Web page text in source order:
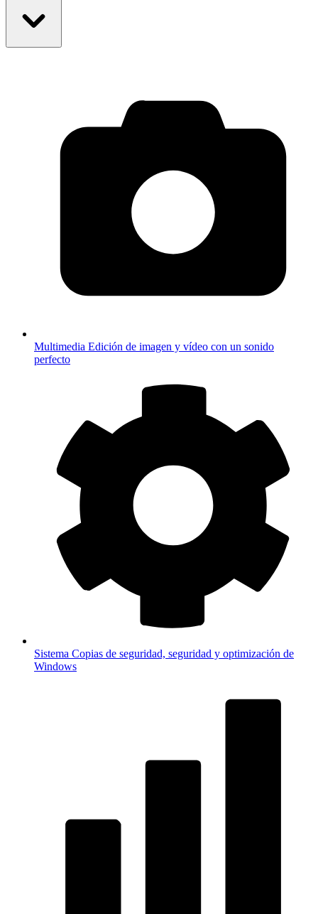
Multimedia Edición de imagen y vídeo con un sonido
perfecto
Sistema Copias de seguridad, seguridad y optimización de
Windows